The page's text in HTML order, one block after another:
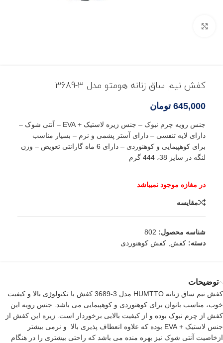
کفش نیم ساق زنانه هومتو مدل 3-3689
645,000 تومان
جنس رویه چرم نبوک – جنس زیره لاستیک + EVA – آنتی شوک –
دارای لایه تنفسی – دارای آستر پشمی و نرم – بسیار مناسب
برای کوهپیمایی و کوهنوردی – دارای 6 ماه گارانتی تعویض – وزن
لنگه در سایز 38، 444 گرم
مقایسه
شناسه محصول: 802
دسته: کفش کفش کوهنوردی
توضیحات
کفش نیم ساق زنانه HUMTTO مدل 3-3689 کفش با تکنولوژی بالا و کیفیت
خوب، مناسب بانوان برای کوهنوردی و کوهپیمایی می باشد. جنس رویه این
کفش از چرم نبوک بوده و از کیفیت بالایی برخوردار است. زیره این کفش از
جنس لاستیک + EVA بوده که علاوه انعطاف پذیری بالا و نرمی بیشتر
ازخاصیت آنتی شوک نیز بهره منده می باشد که راحتی بیشتری را در هنگام